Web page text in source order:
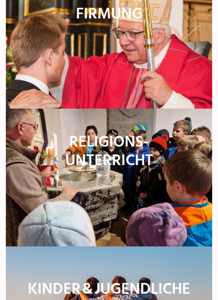
FIRMUNG
RELIGIONS-
UNTERRICHT
KINDER & JUGENDLICHE